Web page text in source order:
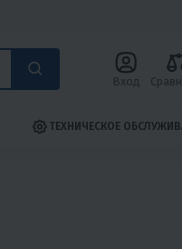
Вход
ТЕХНИЧЕСКОЕ